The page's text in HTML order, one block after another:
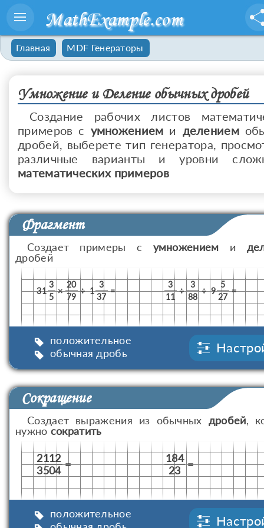
MathExample.com
Главная MDF Генераторы
Умножение и Деление обычных дробей
Создание рабочих листов
примеров с умножением и делением
дробей, выберете тип генератора,
различные варианты и уровни
математических примеров
Фрагмент
Создает примеры с умножением и
дробей
31
3
×
20
÷ 1
3
=
5 79 37
3
÷
3
÷ 9
5
=
11 88 27
положительное
обычная дробь
Сокращение
Создает выражения из обычных дробей,
нужно сократить
2112 =
3504
184 =
23
положительное